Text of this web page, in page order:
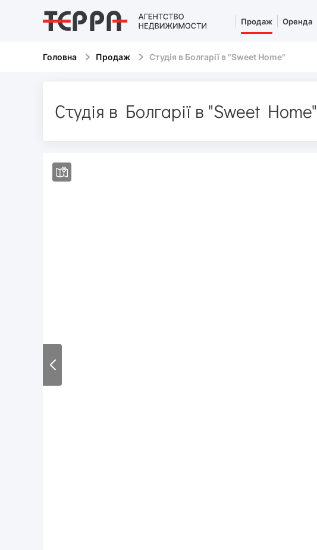
Продаж Оренда
Головна Продаж Студія в Болгарії в "Sweet Home"
Студія в Болгарії в "Sweet Home"